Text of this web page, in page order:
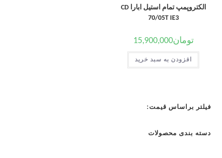
الکتروپمپ تمام استیل ابارا CD
70/05T IE3
تومان15,900,000
افزودن به سبد خرید
فیلتر براساس قیمت:
دسته بندی محصولات